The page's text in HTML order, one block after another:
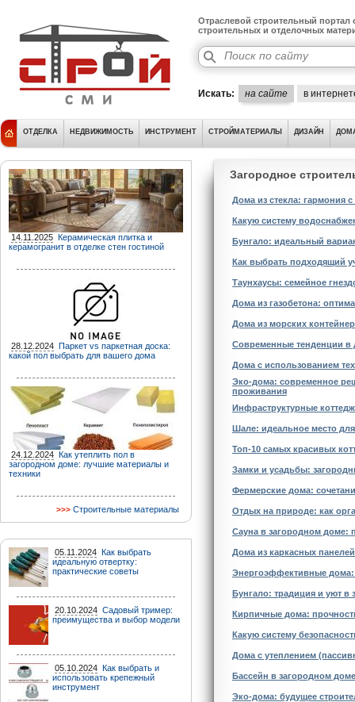
Отраслевой строительный портал
строительных и отделочных
Искать: на сайте в
ОТДЕЛКА НЕДВИЖИМОСТЬ ИНСТРУМЕНТ СТРОЙМАТЕРИАЛЫ ДИЗАЙН
14.11.2025 Керамическая плитка и
керамогранит в отделке стен гостиной
28.12.2024 Паркет vs паркетная доска:
какой пол выбрать для вашего дома
24.12.2024 Как утеплить пол в
загородном доме: лучшие материалы и
техники
Строительные материалы
05.11.2024 Как выбрать
идеальную отвертку:
практические советы
20.10.2024 Садовый тример:
преимущества и выбор модели
05.10.2024 Как выбрать и
использовать крепежный
инструмент
Загородное
Дома из стекла: гармония
Какую систему
Бунгало: идеальный
Как выбрать подходящий
Таунхаусы: семейное
Дома из газобетона:
Дома из морских
Современные тенденции в
Дома с использованием
Эко-дома: современное
проживания
Инфраструктурные
Шале: идеальное место
Топ-10 самых красивых
Замки и усадьбы:
Фермерские дома:
Отдых на природе: как
Сауна в загородном доме:
Дома из каркасных
Энергоэффективные дома:
Бунгало: традиция и уют в
Кирпичные дома:
Какую систему
Дома с утеплением
Бассейн в загородном
Эко-дома: будущее